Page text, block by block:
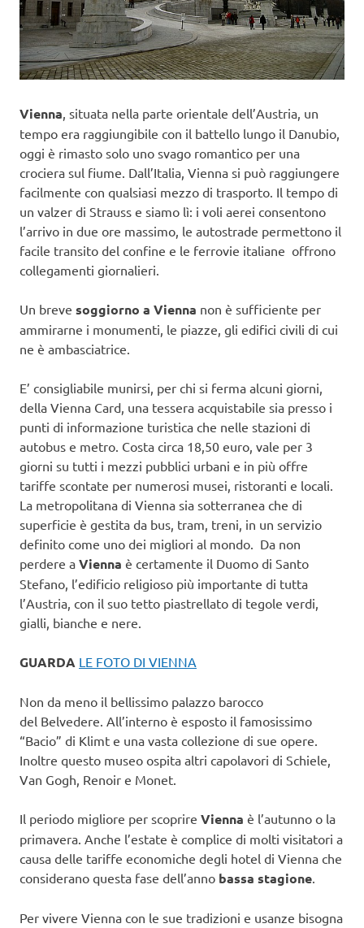
Vienna, situata nella parte orientale dell’Austria, un
tempo era raggiungibile con il battello lungo il Danubio,
oggi è rimasto solo uno svago romantico per una
crociera sul fiume. Dall’Italia, Vienna si può raggiungere
facilmente con qualsiasi mezzo di trasporto. Il tempo di
un valzer di Strauss e siamo lì: i voli aerei consentono
l’arrivo in due ore massimo, le autostrade permettono il
facile transito del confine e le ferrovie italiane offrono
collegamenti giornalieri.
Un breve soggiorno a Vienna non è sufficiente per
ammirarne i monumenti, le piazze, gli edifici civili di cui
ne è ambasciatrice.
E’ consigliabile munirsi, per chi si ferma alcuni giorni,
della Vienna Card, una tessera acquistabile sia presso i
punti di informazione turistica che nelle stazioni di
autobus e metro. Costa circa 18,50 euro, vale per 3
giorni su tutti i mezzi pubblici urbani e in più offre
tariffe scontate per numerosi musei, ristoranti e locali.
La metropolitana di Vienna sia sotterranea che di
superficie è gestita da bus, tram, treni, in un servizio
definito come uno dei migliori al mondo. Da non
perdere a Vienna è certamente il Duomo di Santo
Stefano, l’edificio religioso più importante di tutta
l’Austria, con il suo tetto piastrellato di tegole verdi,
gialli, bianche e nere.
GUARDA LE FOTO DI VIENNA
Non da meno il bellissimo palazzo barocco
del Belvedere. All’interno è esposto il famosissimo
“Bacio” di Klimt e una vasta collezione di sue opere.
Inoltre questo museo ospita altri capolavori di Schiele,
Van Gogh, Renoir e Monet.
Il periodo migliore per scoprire Vienna è l’autunno o la
primavera. Anche l’estate è complice di molti visitatori a
causa delle tariffe economiche degli hotel di Vienna che
considerano questa fase dell’anno bassa stagione.
Per vivere Vienna con le sue tradizioni e usanze bisogna